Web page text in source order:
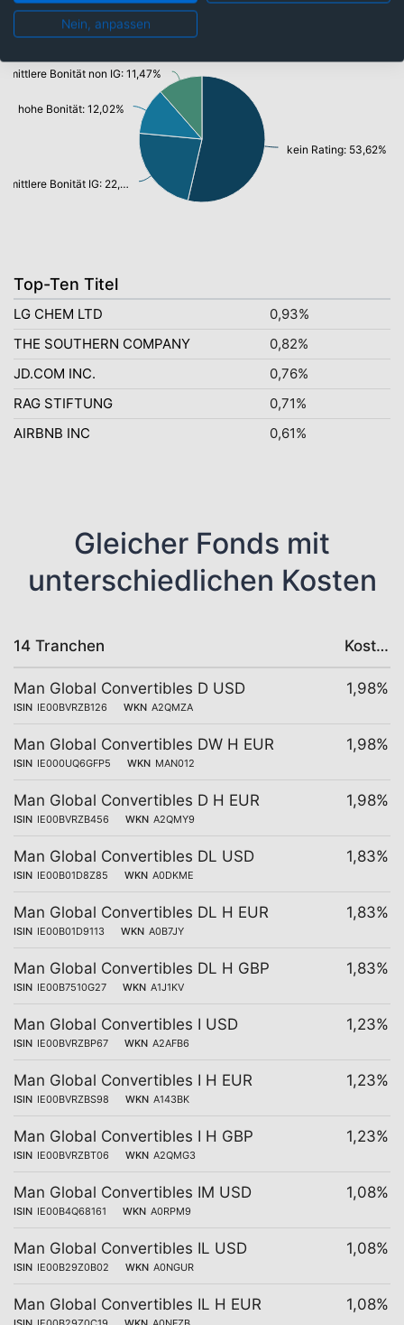
Ratings
kein Rating: 53,62%
mittlere Bonität IG: 22,89%
hohe Bonität: 12,02%
mittlere Bonität non IG: 11,47%
Top-Ten Titel
LG CHEM LTD
0,93%
THE SOUTHERN COMPANY
0,82%
JD.COM INC.
0,76%
RAG STIFTUNG
0,71%
AIRBNB INC
0,61%
Gleicher Fonds mit
unterschiedlichen Kosten
14 Tranchen Kosten
Man Global Convertibles D USD
ISIN IE00BVRZB126 WKN A2QMZA
1,98%
Man Global Convertibles DW H EUR
ISIN IE000UQ6GFP5 WKN MAN012
1,98%
Man Global Convertibles D H EUR
ISIN IE00BVRZB456 WKN A2QMY9
1,98%
Man Global Convertibles DL USD
ISIN IE00B01D8Z85 WKN A0DKME
1,83%
Man Global Convertibles DL H EUR
ISIN IE00B01D9113 WKN A0B7JY
1,83%
Man Global Convertibles DL H GBP
ISIN IE00B7510G27 WKN A1J1KV
1,83%
Man Global Convertibles I USD
ISIN IE00BVRZBP67 WKN A2AFB6
1,23%
Man Global Convertibles I H EUR
ISIN IE00BVRZBS98 WKN A143BK
1,23%
Man Global Convertibles I H GBP
ISIN IE00BVRZBT06 WKN A2QMG3
1,23%
Man Global Convertibles IM USD
ISIN IE00B4Q68161 WKN A0RPM9
1,08%
Man Global Convertibles IL USD
ISIN IE00B29Z0B02 WKN A0NGUR
1,08%
Man Global Convertibles IL H EUR 1,08%
Nein, anpassen